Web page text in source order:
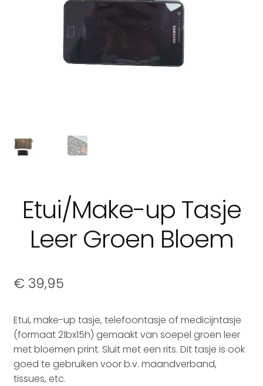
Etui/Make-up Tasje
Leer Groen Bloem
€ 39,95
Etui, make-up tasje, telefoontasje of medicijntasje
(formaat 21bx15h) gemaakt van soepel groen leer
met bloemen print. Sluit met een rits. Dit tasje is ook
goed te gebruiken voor b.v. maandverband,
tissues, etc.